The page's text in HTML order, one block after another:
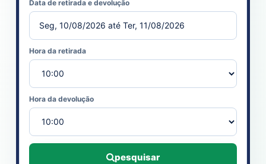
Data de retirada e devolução
Hora da retirada
Hora da devolução
pesquisar